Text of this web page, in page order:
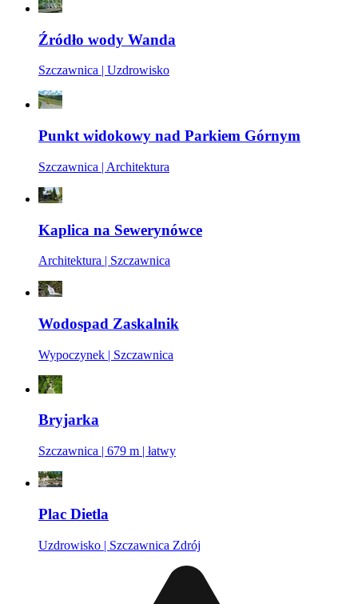
Źródło wody Wanda
Szczawnica | Uzdrowisko
Punkt widokowy nad Parkiem Górnym
Szczawnica | Architektura
Kaplica na Sewerynówce
Architektura | Szczawnica
Wodospad Zaskalnik
Wypoczynek | Szczawnica
Bryjarka
Szczawnica | 679 m | łatwy
Plac Dietla
Uzdrowisko | Szczawnica Zdrój